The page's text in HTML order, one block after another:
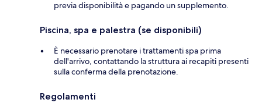
previa disponibilità e pagando un supplemento.
Piscina, spa e palestra (se disponibili)
È necessario prenotare i trattamenti spa prima
dell'arrivo, contattando la struttura ai recapiti presenti
sulla conferma della prenotazione.
Regolamenti